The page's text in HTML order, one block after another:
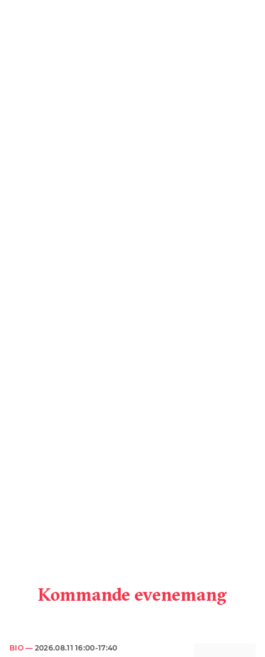
Kommande evenemang
BIO — 2026.08.11 16:00-17:40